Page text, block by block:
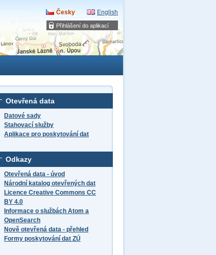
Přihlášení do aplikací
Česky English
Otevřená data
Datové sady
Stahovací služby
Aplikace pro poskytování dat
Odkazy
Otevřená data - úvod
Národní katalog otevřených dat
Licence Creative Commons CC
BY 4.0
Informace o službách Atom a
OpenSearch
Nově otevřená data - přehled
Formy poskytování dat ZÚ